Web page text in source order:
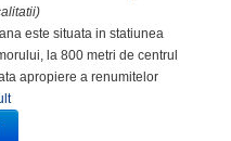
este situata in statiunea
la 800 metri de centrul
apropiere a renumitelor